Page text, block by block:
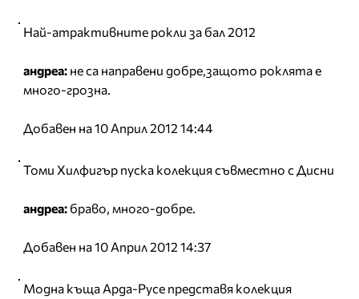
Най-атрактивните рокли за бал 2012
андреа: не са направени добре,защото роклята е
много-грозна.
Добавен на 10 Април 2012 14:44
Томи Хилфигър пуска колекция съвместно с Дисни
андреа: браво, много-добре.
Добавен на 10 Април 2012 14:37
Модна къща Арда-Русе представя колекция